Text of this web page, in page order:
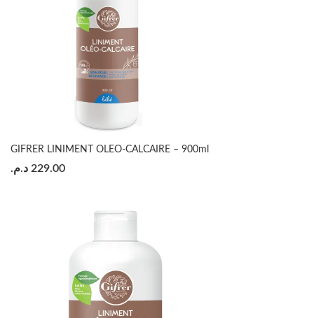
GIFRER LINIMENT OLEO-CALCAIRE – 900ml
229.00 د.م.